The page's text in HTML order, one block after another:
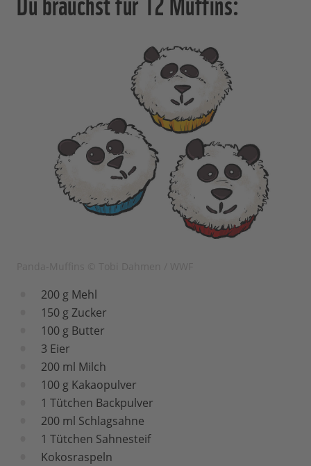
200 g Mehl
150 g Zucker
100 g Butter
3 Eier
200 ml Milch
100 g Kakaopulver
1 Tütchen Backpulver
200 ml Schlagsahne
1 Tütchen Sahnesteif
Kokosraspeln